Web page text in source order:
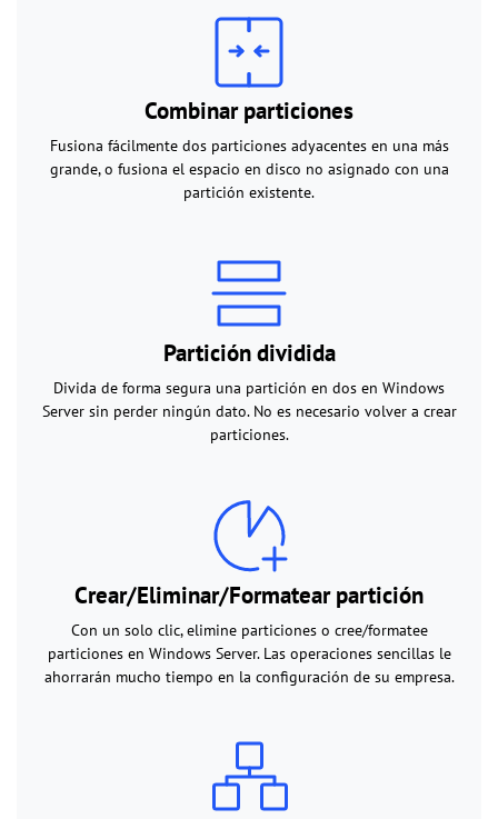
Combinar particiones
Fusiona fácilmente dos particiones adyacentes en una más
grande, o fusiona el espacio en disco no asignado con una
partición existente.
Partición dividida
Divida de forma segura una partición en dos en Windows
Server sin perder ningún dato. No es necesario volver a crear
particiones.
Crear/Eliminar/Formatear partición
Con un solo clic, elimine particiones o cree/formatee
particiones en Windows Server. Las operaciones sencillas le
ahorrarán mucho tiempo en la configuración de su empresa.